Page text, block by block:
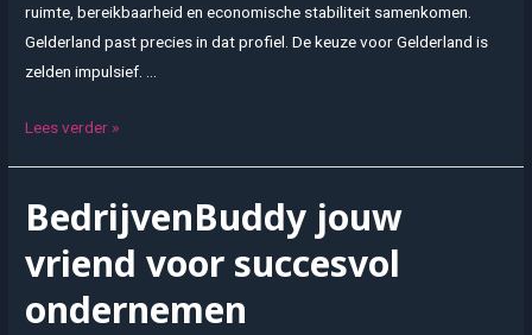
ruimte, bereikbaarheid en economische stabiliteit samenkomen.
Gelderland past precies in dat profiel. De keuze voor Gelderland is
zelden impulsief. …
Waarom
ondernemers
voor
Gelderland
Lees verder »
BedrijvenBuddy jouw
vriend voor succesvol
ondernemen